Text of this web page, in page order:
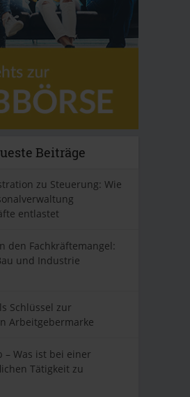
Beiträge
zu Steuerung: Wie
entlastet
den Fachkräftemangel:
und Industrie
Schlüssel zur
Arbeitgebermarke
– Was ist bei einer
Tätigkeit zu